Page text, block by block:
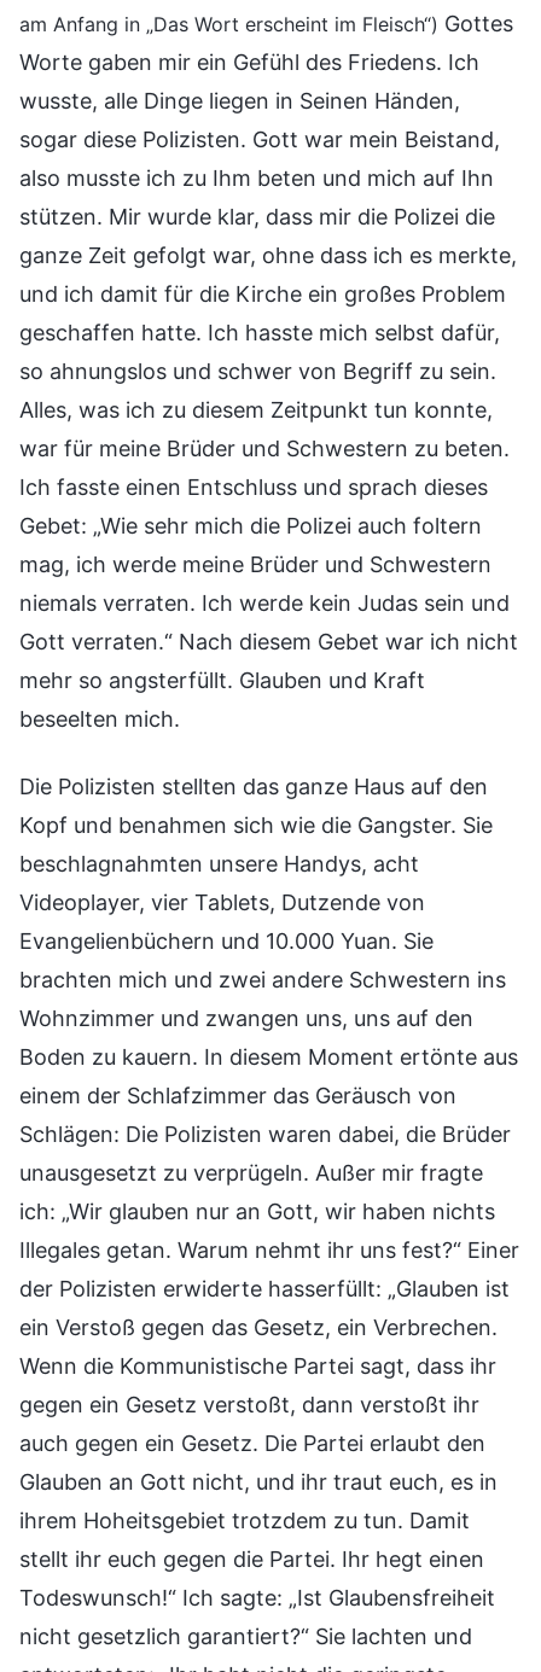
am Anfang in „Das Wort erscheint im Fleisch“) Gottes
Worte gaben mir ein Gefühl des Friedens. Ich
wusste, alle Dinge liegen in Seinen Händen,
sogar diese Polizisten. Gott war mein Beistand,
also musste ich zu Ihm beten und mich auf Ihn
stützen. Mir wurde klar, dass mir die Polizei die
ganze Zeit gefolgt war, ohne dass ich es merkte,
und ich damit für die Kirche ein großes Problem
geschaffen hatte. Ich hasste mich selbst dafür,
so ahnungslos und schwer von Begriff zu sein.
Alles, was ich zu diesem Zeitpunkt tun konnte,
war für meine Brüder und Schwestern zu beten.
Ich fasste einen Entschluss und sprach dieses
Gebet: „Wie sehr mich die Polizei auch foltern
mag, ich werde meine Brüder und Schwestern
niemals verraten. Ich werde kein Judas sein und
Gott verraten.“ Nach diesem Gebet war ich nicht
mehr so angsterfüllt. Glauben und Kraft
beseelten mich.
Die Polizisten stellten das ganze Haus auf den
Kopf und benahmen sich wie die Gangster. Sie
beschlagnahmten unsere Handys, acht
Videoplayer, vier Tablets, Dutzende von
Evangelienbüchern und 10.000 Yuan. Sie
brachten mich und zwei andere Schwestern ins
Wohnzimmer und zwangen uns, uns auf den
Boden zu kauern. In diesem Moment ertönte aus
einem der Schlafzimmer das Geräusch von
Schlägen: Die Polizisten waren dabei, die Brüder
unausgesetzt zu verprügeln. Außer mir fragte
ich: „Wir glauben nur an Gott, wir haben nichts
Illegales getan. Warum nehmt ihr uns fest?“ Einer
der Polizisten erwiderte hasserfüllt: „Glauben ist
ein Verstoß gegen das Gesetz, ein Verbrechen.
Wenn die Kommunistische Partei sagt, dass ihr
gegen ein Gesetz verstoßt, dann verstoßt ihr
auch gegen ein Gesetz. Die Partei erlaubt den
Glauben an Gott nicht, und ihr traut euch, es in
ihrem Hoheitsgebiet trotzdem zu tun. Damit
stellt ihr euch gegen die Partei. Ihr hegt einen
Todeswunsch!“ Ich sagte: „Ist Glaubensfreiheit
nicht gesetzlich garantiert?“ Sie lachten und